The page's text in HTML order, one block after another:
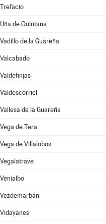
Trefacio
Uña de Quintana
Vadillo de la Guareña
Valcabado
Valdefinjas
Valdescorriel
Vallesa de la Guareña
Vega de Tera
Vega de Villalobos
Vegalatrave
Venialbo
Vezdemarbán
Vidayanes